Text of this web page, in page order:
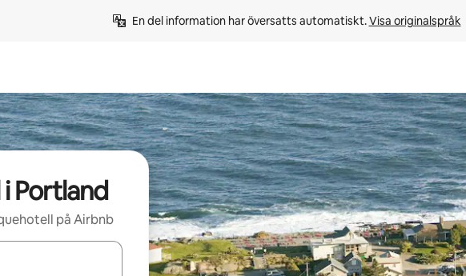
En del information har översatts automatiskt. Visa originalspråk
Portland
på Airbnb
du navigera med upp- och nedåtpilarna eller utforska genom att trycka eller svepa.